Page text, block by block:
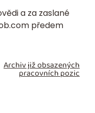
a za zaslané
předem
Archiv již obsazených
pracovních pozic